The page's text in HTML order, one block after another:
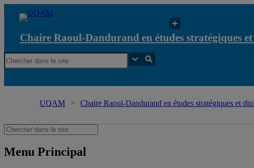
Chaire Raoul-Dandurand en études stratégiques
UQAM Chaire Raoul-Dandurand en études stratégiques et
Menu Principal